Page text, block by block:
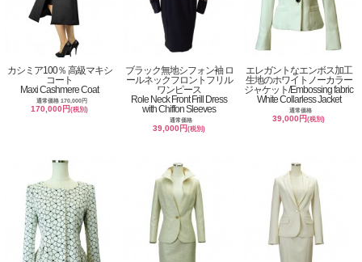
カシミア100％ 高級マキシ
コート
Maxi Cashmere Coat
通常価格 170,000円
170,000円(税別)
ブラック無地シフォン袖 ロ
ールネックフロントフリル
ワンピース
Role Neck Front Frill Dress
with Chiffon Sleeves
通常価格
39,000円(税別)
エレガントなエンボス加工
生地のホワイトノーカラー
ジャケット/Embossing fabric
White Collarless Jacket
通常価格
39,000円(税別)